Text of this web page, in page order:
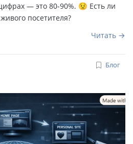
— это 80-90%. 😟 Есть ли
посетителя?
Читать
Блог